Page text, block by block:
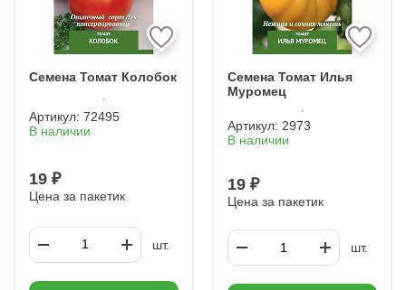
МАЛИНОВЫЕ
ЗЕЛЕНЫЕ
КИСТЕВЫЕ
РАННЕСПЕЛЫЕ
ПЕРЦЕВИДНЫЕ
Семена Томат Колобок
Артикул: 72495
В наличии
19 ₽
Цена за пакетик
шт.
Семена Томат Илья
Муромец
Артикул: 2973
В наличии
19 ₽
Цена за пакетик
шт.